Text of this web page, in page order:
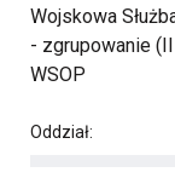
Wojskowa
- zgrupowanie
WSOP
Oddział: